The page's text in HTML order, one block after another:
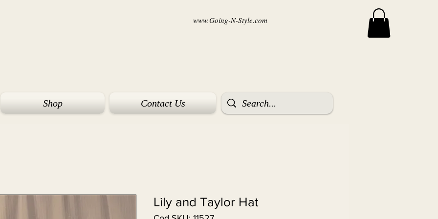
www.Going-N-Style.com
Shop Contact Us
Lily and Taylor Hat